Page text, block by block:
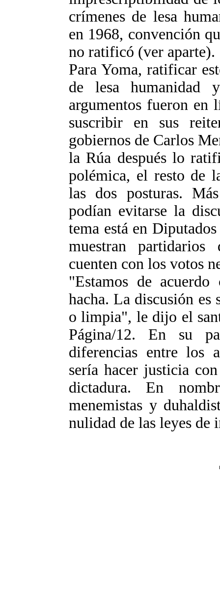
crímenes de lesa
en 1968, convención
no ratificó (ver aparte).
Para Yoma, ratificar
de lesa humanidad
argumentos fueron en
suscribir en sus
gobiernos de Carlos
la Rúa después lo
polémica, el resto de
las dos posturas.
podían evitarse la
tema está en
muestran
cuenten con los votos
"Estamos de
hacha. La discusión es
o limpia", le dijo el
Página/12. En su
diferencias entre los
sería hacer justicia
dictadura. En
menemistas y
nulidad de las leyes de